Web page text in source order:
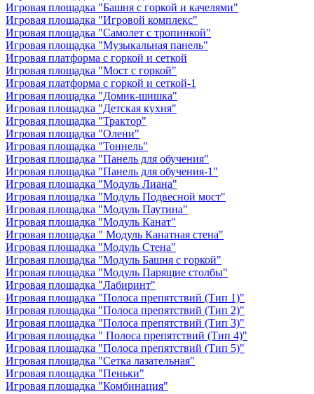
Игровая площадка "Башня с горкой и качелями"
Игровая площадка "Игровой комплекс"
Игровая площадка "Самолет с тропинкой"
Игровая площадка "Музыкальная панель"
Игровая платформа с горкой и сеткой
Игровая площадка "Мост с горкой"
Игровая платформа с горкой и сеткой-1
Игровая площадка "Домик-шишка"
Игровая площадка "Детская кухня"
Игровая площадка "Трактор"
Игровая площадка "Олени"
Игровая площадка "Тоннель"
Игровая площадка "Панель для обучения"
Игровая площадка "Панель для обучения-1"
Игровая площадка "Модуль Лиана"
Игровая площадка "Модуль Подвесной мост"
Игровая площадка "Модуль Паутина"
Игровая площадка "Модуль Канат"
Игровая площадка " Модуль Канатная стена"
Игровая площадка "Модуль Стена"
Игровая площадка "Модуль Башня с горкой"
Игровая площадка "Модуль Парящие столбы"
Игровая площадка "Лабиринт"
Игровая площадка "Полоса препятствий (Тип 1)"
Игровая площадка "Полоса препятствий (Тип 2)"
Игровая площадка "Полоса препятствий (Тип 3)"
Игровая площадка " Полоса препятствий (Тип 4)"
Игровая площадка "Полоса препятствий (Тип 5)"
Игровая площадка "Сетка лазательная"
Игровая площадка "Пеньки"
Игровая площадка "Комбинация"